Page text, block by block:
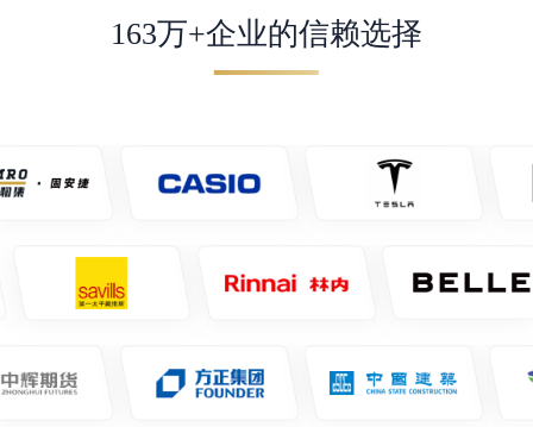
163万+企业的信赖选择